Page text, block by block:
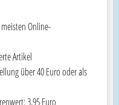
Online-
Artikel
über 40 Euro oder als
3,95 Euro